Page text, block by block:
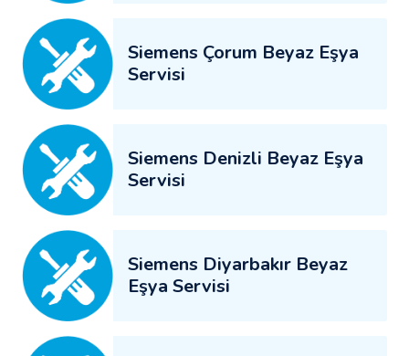
Siemens Çorum Beyaz Eşya
Servisi
Siemens Denizli Beyaz Eşya
Servisi
Siemens Diyarbakır Beyaz
Eşya Servisi